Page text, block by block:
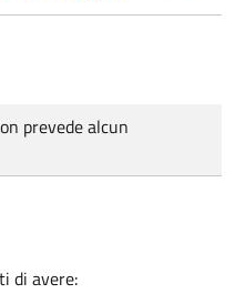
prevede alcun
di avere: